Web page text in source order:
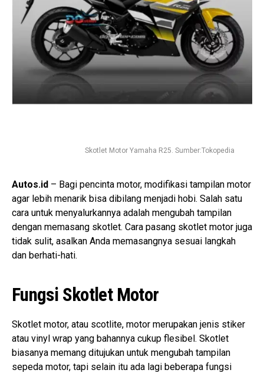
Skotlet Motor Yamaha R25. Sumber:Tokopedia
Autos.id – Bagi pencinta motor, modifikasi tampilan motor
agar lebih menarik bisa dibilang menjadi hobi. Salah satu
cara untuk menyalurkannya adalah mengubah tampilan
dengan memasang skotlet. Cara pasang skotlet motor juga
tidak sulit, asalkan Anda memasangnya sesuai langkah
dan berhati-hati.
Fungsi Skotlet Motor
Skotlet motor, atau scotlite, motor merupakan jenis stiker
atau vinyl wrap yang bahannya cukup flesibel. Skotlet
biasanya memang ditujukan untuk mengubah tampilan
sepeda motor, tapi selain itu ada lagi beberapa fungsi